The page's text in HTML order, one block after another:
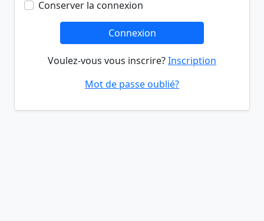
Conserver la connexion
Connexion
Voulez-vous vous inscrire?Inscription
Mot de passe oublié?